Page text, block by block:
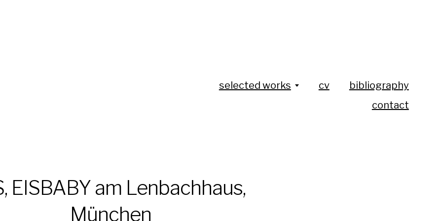
selected works cv
bibliography
contact
EISBABY am Lenbachhaus,
München